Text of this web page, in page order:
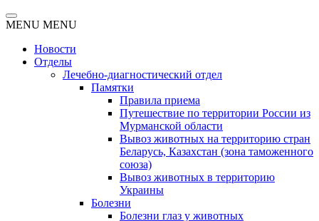
MENU MENU
Новости
Отделы
Лечебно-диагностический отдел
Памятки
Правила приема
Путешествие по территории России из
Мурманской области
Вывоз животных на территорию стран
Беларусь, Казахстан (зона таможенного
союза)
Вывоз животных в территорию
Украины
Болезни
Болезни глаз у животных